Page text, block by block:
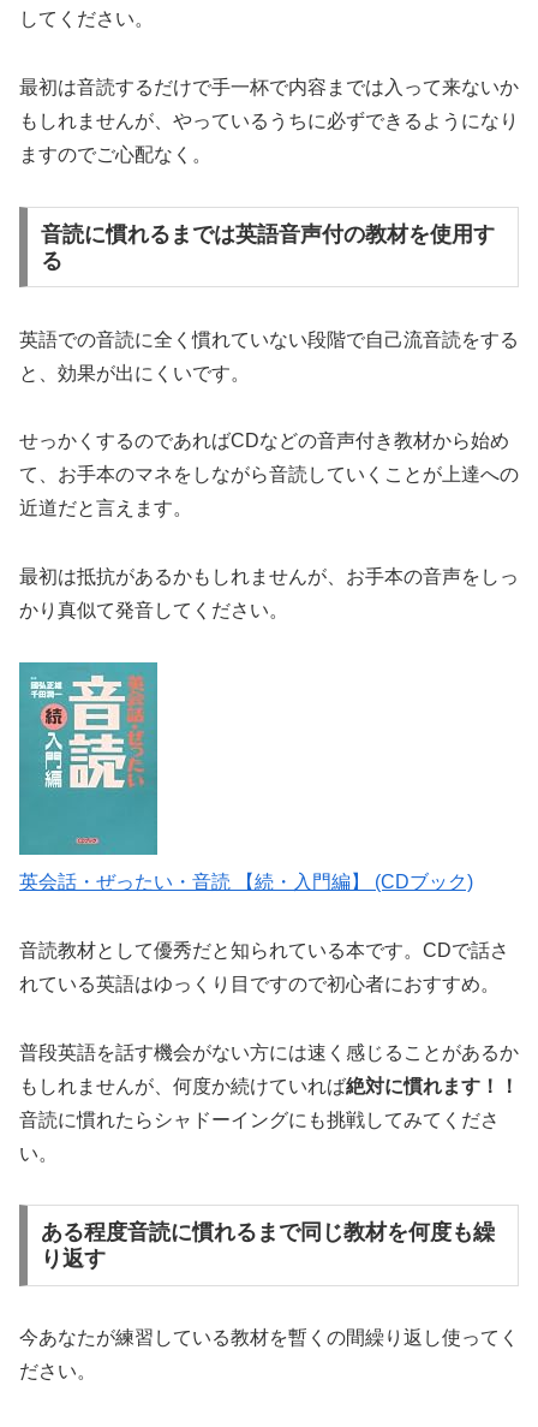
してください。
最初は音読するだけで手一杯で内容までは入って来ないか
もしれませんが、やっているうちに必ずできるようになり
ますのでご心配なく。
音読に慣れるまでは英語音声付の教材を使用す
る
英語での音読に全く慣れていない段階で自己流音読をする
と、効果が出にくいです。
せっかくするのであればCDなどの音声付き教材から始め
て、お手本のマネをしながら音読していくことが上達への
近道だと言えます。
最初は抵抗があるかもしれませんが、お手本の音声をしっ
かり真似て発音してください。
英会話・ぜったい・音読 【続・入門編】 (CDブック)
音読教材として優秀だと知られている本です。CDで話さ
れている英語はゆっくり目ですので初心者におすすめ。
普段英語を話す機会がない方には速く感じることがあるか
もしれませんが、何度か続けていれば絶対に慣れます！！
音読に慣れたらシャドーイングにも挑戦してみてくださ
い。
ある程度音読に慣れるまで同じ教材を何度も繰
り返す
今あなたが練習している教材を暫くの間繰り返し使ってく
ださい。